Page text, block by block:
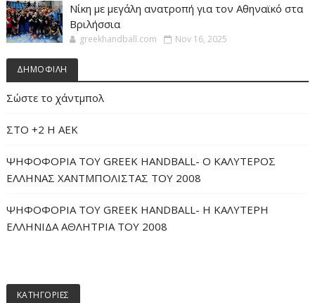
Νίκη με μεγάλη ανατροπή για τον Αθηναϊκό στα
Βριλήσσια
greekhandball.com Nov 16, 2025
ΔΗΜΟΦΙΛΗ
Σώστε το χάντμπολ
ΣΤΟ +2 Η ΑΕΚ
ΨΗΦΟΦΟΡΙΑ ΤΟΥ GREEK HANDBALL- O ΚΑΛΥΤΕΡΟΣ
ΕΛΛΗΝΑΣ ΧΑΝΤΜΠΟΛΙΣΤΑΣ ΤΟΥ 2008
ΨΗΦΟΦΟΡΙΑ ΤΟΥ GREEK HANDBALL- H ΚΑΛΥΤΕΡΗ
ΕΛΛΗΝΙΔΑ ΑΘΛΗΤΡΙΑ ΤΟΥ 2008
ΚΑΤΗΓΟΡΙΕΣ